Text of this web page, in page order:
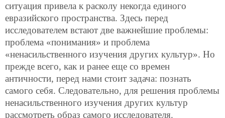
ситуация привела к расколу некогда единого
евразийского пространства. Здесь перед
исследователем встают две важнейшие проблемы:
проблема «понимания» и проблема
«ненасильственного изучения других культур». Но
прежде всего, как и ранее еще со времен
античности, перед нами стоит задача: познать
самого себя. Следовательно, для решения проблемы
ненасильственного изучения других культур
рассмотреть образ самого исследователя.